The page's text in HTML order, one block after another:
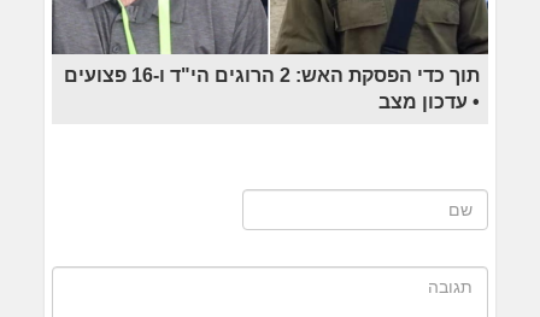
תוך כדי הפסקת האש: 2 הרוגים הי"ד ו-16 פצועים
• עדכון מצב